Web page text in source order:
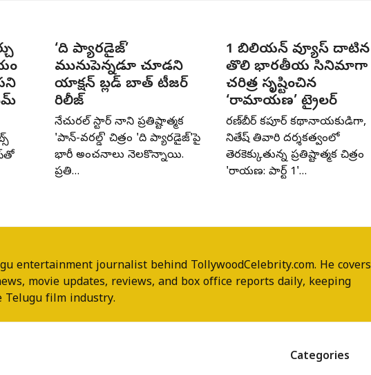
‘ది ప్యారడైజ్’
మునుపెన్నడూ చూడని
యాక్షన్ బ్లడ్ బాత్ టీజర్
రిలీజ్
నేచురల్ స్టార్ నాని ప్రతిష్టాత్మక
'పాన్-వరల్డ్' చిత్రం 'ది ప్యారడైజ్'పై
భారీ అంచనాలు నెలకొన్నాయి.
ప్రతి…
1 బిలియన్ వ్యూస్ దాటిన
తొలి భారతీయ సినిమాగా
చరిత్ర సృష్టించిన
‘రామాయణ’ ట్రైలర్
రణ్‌బీర్ కపూర్ కథానాయకుడిగా,
నితేష్ తివారి దర్శకత్వంలో
తెరకెక్కుతున్న ప్రతిష్టాత్మక చిత్రం
'రామాయణ: పార్ట్ 1'…
entertainment journalist behind TollywoodCelebrity.com. He covers
movie updates, reviews, and box office reports daily, keeping
Telugu film industry.
Categories